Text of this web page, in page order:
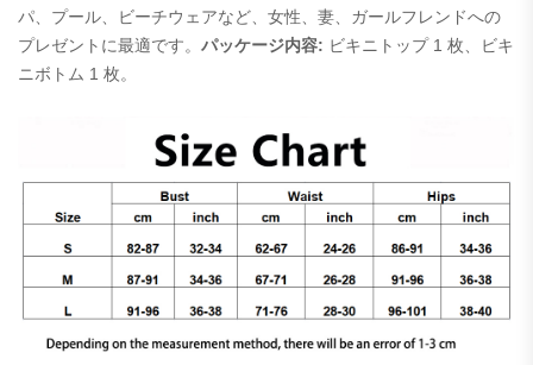
パ、プール、ビーチウェアなど、女性、妻、ガールフレンドへの
プレゼントに最適です。 パッケージ内容: ビキニトップ 1 枚、ビキ
ニボトム 1 枚。